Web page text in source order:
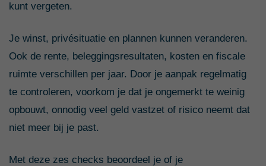
kunt vergeten.
Je winst, privésituatie en plannen kunnen veranderen.
Ook de rente, beleggingsresultaten, kosten en fiscale
ruimte verschillen per jaar. Door je aanpak regelmatig
te controleren, voorkom je dat je ongemerkt te weinig
opbouwt, onnodig veel geld vastzet of risico neemt dat
niet meer bij je past.
Met deze zes checks beoordeel je of je